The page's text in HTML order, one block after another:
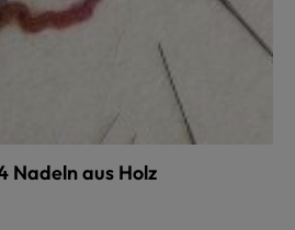
Nadeln aus Holz